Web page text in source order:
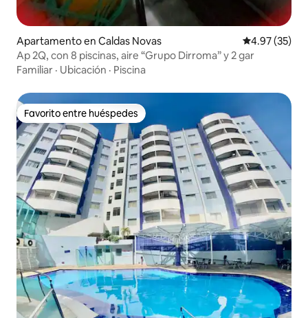
Apartamento en Caldas Novas Calificación
4.97 (35)
Ap 2Q, con 8 piscinas, aire “Grupo Dirroma” y 2 gar
Familiar · Ubicación · Piscina
Favorito entre huéspedes
Favorito entre huéspedes